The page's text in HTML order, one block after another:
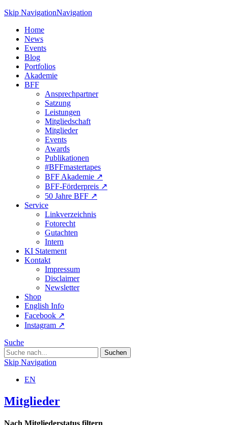
Skip NavigationNavigation
Home
News
Events
Blog
Portfolios
Akademie
BFF
Ansprechpartner
Satzung
Leistungen
Mitgliedschaft
Mitglieder
Events
Awards
Publikationen
#BFFmastertapes
BFF Akademie ↗︎
BFF-Förderpreis ↗︎
50 Jahre BFF ↗︎
Service
Linkverzeichnis
Fotorecht
Gutachten
Intern
KI Statement
Kontakt
Impressum
Disclaimer
Newsletter
Shop
English Info
Facebook ↗︎
Instagram ↗︎
Suche
Skip Navigation
EN
Mitglieder
Nach Mitgliederstatus filtern